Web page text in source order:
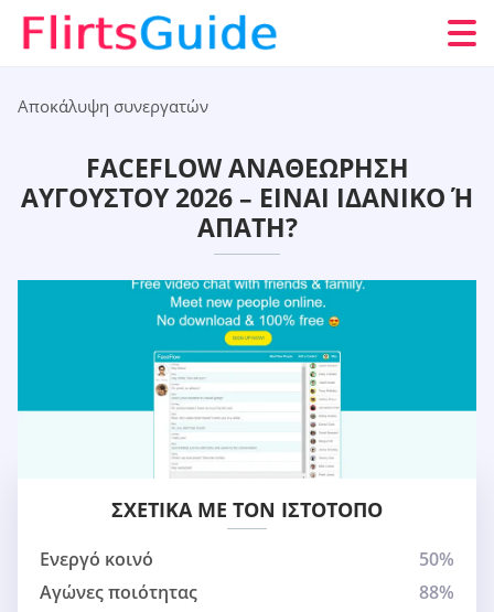
Αποκάλυψη συνεργατών
FACEFLOW ΑΝΑΘΕΏΡΗΣΗ
ΑΥΓΟΎΣΤΟΥ 2026 – ΕΊΝΑΙ ΙΔΑΝΙΚΌ Ή Α
ΠΆΤΗ?
ΣΧΕΤΙΚΆ ΜΕ ΤΟΝ ΙΣΤΌΤΟΠΟ
Ενεργό κοινό
50%
Αγώνες ποιότητας
88%